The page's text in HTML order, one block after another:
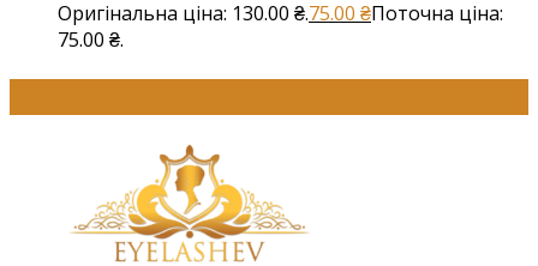
Оригінальна ціна: 130.00 ₴.75.00 ₴Поточна ціна:
75.00 ₴.